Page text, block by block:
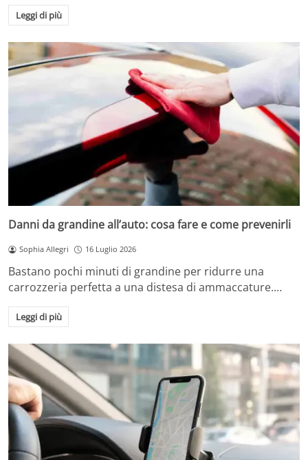
Leggi di più
Danni da grandine all’auto: cosa fare e come prevenirli
Sophia Allegri 16 Luglio 2026
Bastano pochi minuti di grandine per ridurre una
carrozzeria perfetta a una distesa di ammaccature.…
Leggi di più